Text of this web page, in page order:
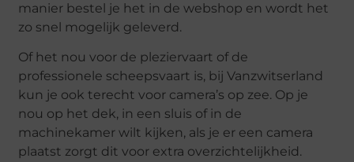
manier bestel je het in de webshop en wordt het
zo snel mogelijk geleverd.
Of het nou voor de pleziervaart of de
professionele scheepsvaart is, bij Vanzwitserland
kun je ook terecht voor camera’s op zee. Op je
nou op het dek, in een sluis of in de
machinekamer wilt kijken, als je er een camera
plaatst zorgt dit voor extra overzichtelijkheid.